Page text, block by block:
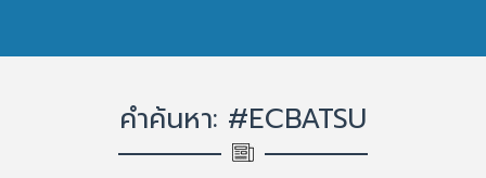
คำค้นหา: #ECBATSU